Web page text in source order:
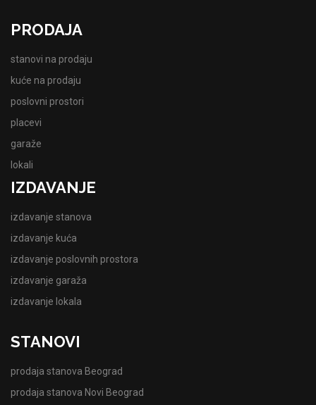
PRODAJA
stanovi na prodaju
kuće na prodaju
poslovni prostori
placevi
garaže
lokali
IZDAVANJE
izdavanje stanova
izdavanje kuća
izdavanje poslovnih prostora
izdavanje garaža
izdavanje lokala
STANOVI
prodaja stanova Beograd
prodaja stanova Novi Beograd